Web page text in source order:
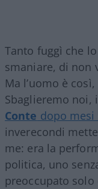
Tanto fuggì che
smaniare, di non
Ma l’uomo è
Sbaglieremo noi,
Conte dopo
inverecondi
me: era la
politica, uno
preoccupato